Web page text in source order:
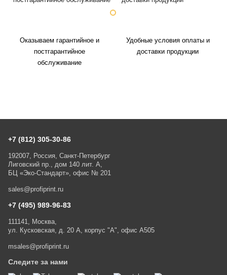
Оказываем гарантийное и
постгарантийное
обслуживание
Удобные условия оплаты и
доставки продукции
+7 (812) 305-30-86
192007, Россия, Санкт-Петербург
Лиговский пр., дом 140 лит. А,
БЦ «Эко-Стандарт», офис № 201
sales@profiprint.ru
+7 (495) 989-96-83
111141, Москва,
ул. Кусковская, д. 20 А, корпус "А", офис А505
msales@profiprint.ru
Следите за нами